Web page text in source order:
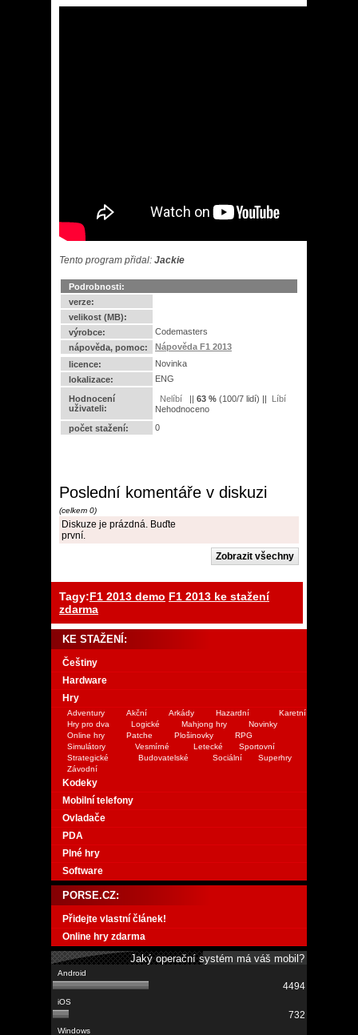
Tento program přidal: Jackie
Podrobnosti:
verze:
velikost (MB):
výrobce:
Codemasters
nápověda, pomoc:
Nápověda F1 2013
licence:
Novinka
lokalizace:
ENG
Hodnocení
uživateli:
|| 63 % (100/7 lidí) ||
Nehodnoceno
počet stažení:
0
Poslední komentáře v diskuzi
(celkem 0)
Diskuze je prázdná. Buďte
první.
Tagy:F1 2013 demo F1 2013 ke stažení
zdarma
KE STAŽENÍ:
Češtiny
Hardware
Hry
Adventury Akční Arkády Hazardní
Karetní
Hry pro dva
Logické Mahjong hry
Novinky
Online hry
Patche Plošinovky
RPG
Simulátory
Vesmírné Letecké
Sportovní
Strategické
Budovatelské Sociální
Superhry
Závodní
Kodeky
Mobilní telefony
Ovladače
PDA
Plné hry
Software
PORSE.CZ:
Přidejte vlastní článek!
Online hry zdarma
Jaký operační systém má váš mobil?
4494
732